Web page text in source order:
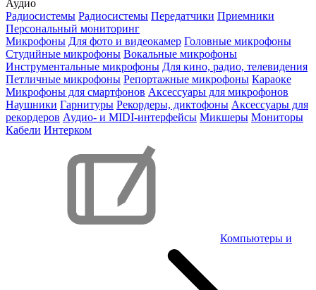
Аудио
Радиосистемы Радиосистемы Передатчики Приемники
Персональный мониторинг
Микрофоны Для фото и видеокамер Головные микрофоны
Студийные микрофоны Вокальные микрофоны
Инструментальные микрофоны Для кино, радио, телевидения
Петличные микрофоны Репортажные микрофоны Караоке
Микрофоны для смартфонов Аксессуары для микрофонов
Наушники Гарнитуры Рекордеры, диктофоны Аксессуары для
рекордеров Аудио- и MIDI-интерфейсы Микшеры Мониторы
Кабели Интерком
Компьютеры и